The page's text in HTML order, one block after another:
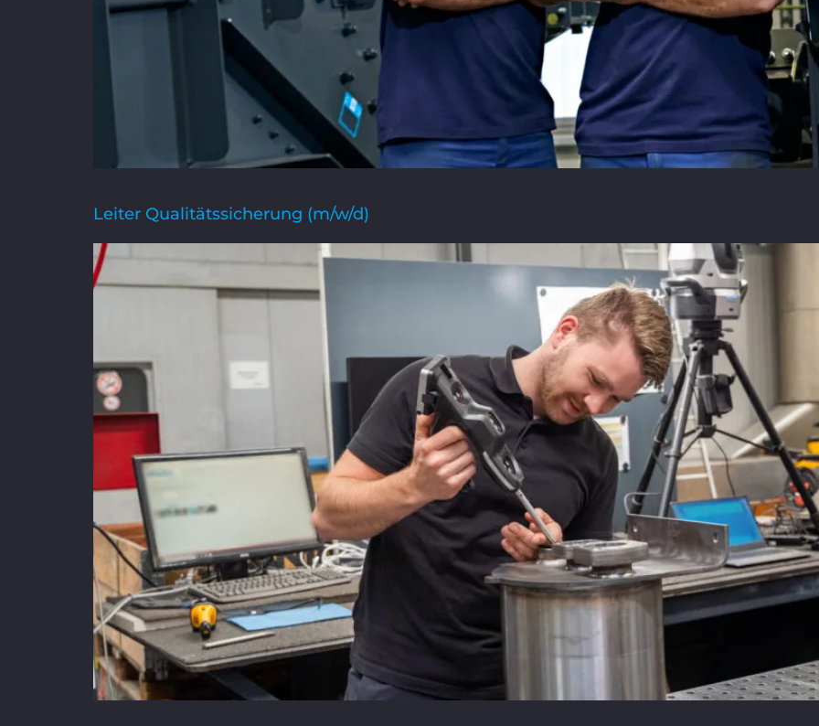
Leiter Qualitätssicherung (m/w/d)